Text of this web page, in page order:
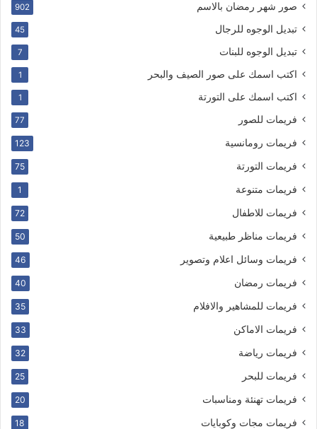
صور شهر رمضان بالاسم 902
تبديل الوجوه للرجال 45
تبديل الوجوه للبنات 7
اكتب اسمك على صور الصيف والبحر 1
اكتب اسمك على التورتة 1
فريمات للصور 77
فريمات رومانسية 123
فريمات التورتة 75
فريمات متنوعة 1
فريمات للاطفال 72
فريمات مناظر طبيعية 50
فريمات وسائل اعلام وتصوير 46
فريمات رمضان 40
فريمات للمشاهير والافلام 35
فريمات الاماكن 33
فريمات رياضة 32
فريمات للبحر 25
فريمات تهنئة ومناسبات 20
فريمات مجات وكوبايات 18